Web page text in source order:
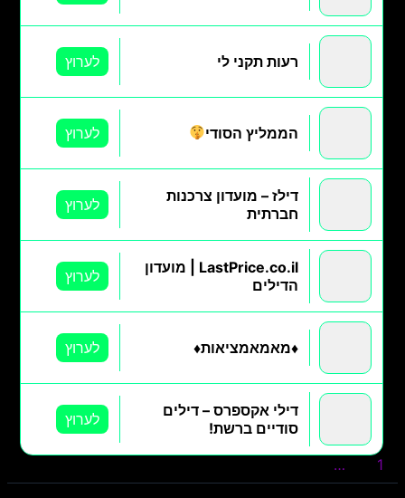
רעות תקני לי לערוץ
הממליץ הסודי לערוץ
דילז – מועדון צרכנות
חברתית
לערוץ
LastPrice.co.il | מועדון
הדילים
לערוץ
♦️מאמאמציאות♦️ לערוץ
דילי אקספרס – דילים
סודיים ברשת!
לערוץ
1
…